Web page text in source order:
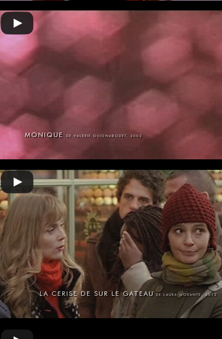
MONIQUE DE VALÉRIE GUIGNABODET, 2002
LA CERISE DE SUR LE GATEAU DE LAURA MORANTE, 2012